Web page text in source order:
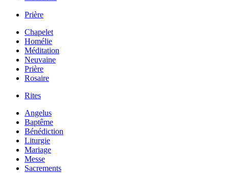
Prière
Chapelet
Homélie
Méditation
Neuvaine
Prière
Rosaire
Rites
Angelus
Baptême
Bénédiction
Liturgie
Mariage
Messe
Sacrements